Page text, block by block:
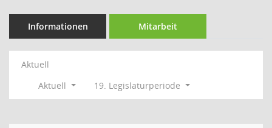
Informationen Mitarbeit
Aktuell
Aktuell
19. Legislaturperiode